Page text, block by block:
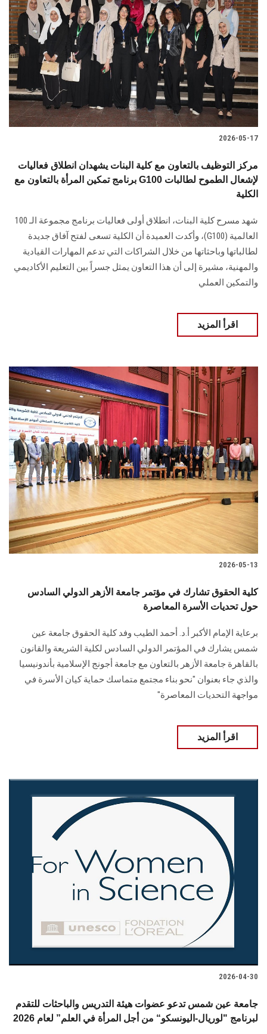
2026-05-17
مركز التوظيف بالتعاون مع كلية البنات يشهدان انطلاق فعاليات
برنامج تمكين المرأة بالتعاون مع G100 لإشعال الطموح لطالبات
الكلية
شهد مسرح كلية البنات، انطلاق أولى فعاليات برنامج مجموعة الـ 100
العالمية (G100)، وأكدت العميدة أن الكلية تسعى لفتح آفاق جديدة
لطالباتها وباحثاتها من خلال الشراكات التي تدعم المهارات القيادية
والمهنية، مشيرة إلى أن هذا التعاون يمثل جسراً بين التعليم الأكاديمي
والتمكين العملي
اقرأ المزيد
2026-05-13
كلية الحقوق تشارك في مؤتمر جامعة الأزهر الدولي السادس
حول تحديات الأسرة المعاصرة
برعاية الإمام الأكبر أ.د. أحمد الطيب وفد كلية الحقوق جامعة عين
شمس يشارك في المؤتمر الدولي السادس لكلية الشريعة والقانون
بالقاهرة جامعة الأزهر بالتعاون مع جامعة أجونج الإسلامية بأندونيسيا
والذي جاء بعنوان "نحو بناء مجتمع متماسك حماية كيان الأسرة في
مواجهة التحديات المعاصرة"
اقرأ المزيد
2026-04-30
جامعة عين شمس تدعو عضوات هيئة التدريس والباحثات للتقدم
لبرنامج "لوريال-اليونسكو“ من أجل المرأة في العلم” لعام 2026